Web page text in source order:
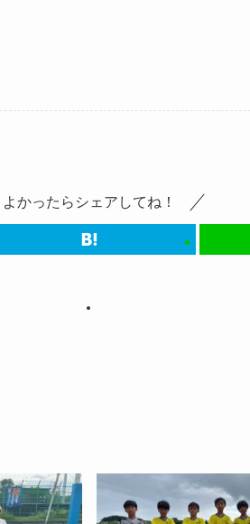
よかったらシェアしてね！